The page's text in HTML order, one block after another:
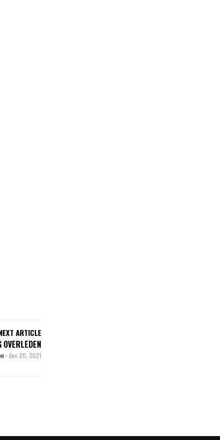
ARTICLE
- dec 20, 2021